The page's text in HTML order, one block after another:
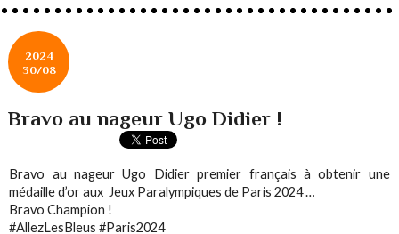
2024
30/08
Bravo au nageur Ugo Didier !
Bravo au nageur Ugo Didier premier français à obtenir une
médaille d’or aux Jeux Paralympiques de Paris 2024 …
Bravo Champion !
#AllezLesBleus #Paris2024